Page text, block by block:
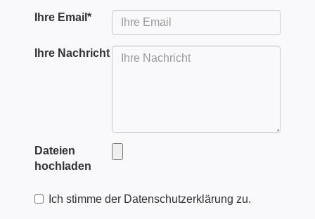
Ihre Email *
Ihre Nachricht
Dateien
hochladen
Ich stimme der Datenschutzerklärung zu.